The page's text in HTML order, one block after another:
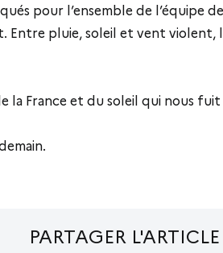
pour l’ensemble de l’équipe
Entre pluie, soleil et vent
la France et du soleil qui nous
PARTAGER L'ARTICLE